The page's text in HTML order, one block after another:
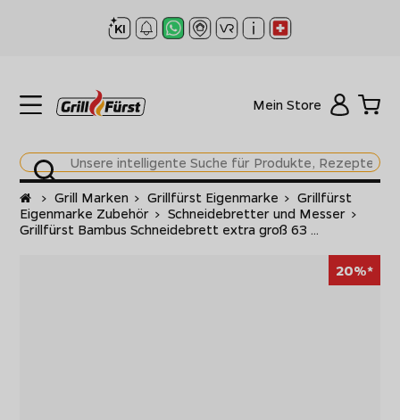
Mein Store
Startseite
> Grill Marken > Grillfürst Eigenmarke > Grillfürst
Eigenmarke Zubehör > Schneidebretter und Messer >
Grillfürst Bambus Schneidebrett extra groß 63 ...
20%*